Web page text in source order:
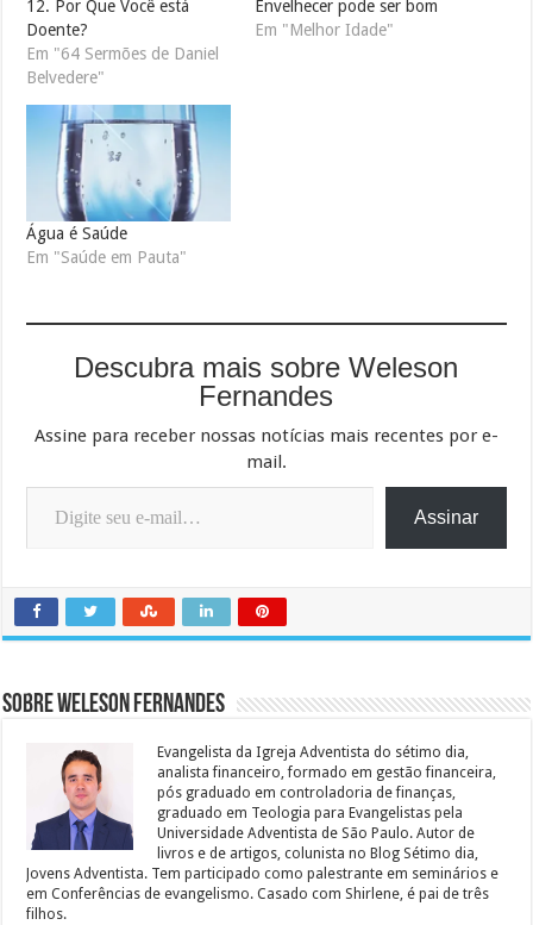
12. Por Que Você está
Doente?
Em "64 Sermões de Daniel
Belvedere"
Envelhecer pode ser bom
Em "Melhor Idade"
Água é Saúde
Em "Saúde em Pauta"
Descubra mais sobre Weleson
Fernandes
Assine para receber nossas notícias mais recentes por e-
mail.
Digite seu e-mail…
Assinar
Sobre Weleson Fernandes
Evangelista da Igreja Adventista do sétimo dia,
analista financeiro, formado em gestão financeira,
pós graduado em controladoria de finanças,
graduado em Teologia para Evangelistas pela
Universidade Adventista de São Paulo. Autor de
livros e de artigos, colunista no Blog Sétimo dia,
Jovens Adventista. Tem participado como palestrante em seminários e
em Conferências de evangelismo. Casado com Shirlene, é pai de três
filhos.